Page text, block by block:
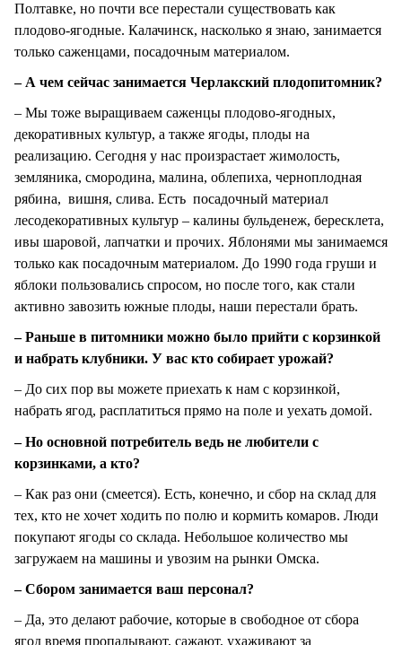
Полтавке, но почти все перестали существовать как
плодово-ягодные. Калачинск, насколько я знаю, занимается
только саженцами, посадочным материалом.
– А чем сейчас занимается Черлакский плодопитомник?
– Мы тоже выращиваем саженцы плодово-ягодных,
декоративных культур, а также ягоды, плоды на
реализацию. Сегодня у нас произрастает жимолость,
земляника, смородина, малина, облепиха, черноплодная
рябина, вишня, слива. Есть посадочный материал
лесодекоративных культур – калины бульденеж, бересклета,
ивы шаровой, лапчатки и прочих. Яблонями мы занимаемся
только как посадочным материалом. До 1990 года груши и
яблоки пользовались спросом, но после того, как стали
активно завозить южные плоды, наши перестали брать.
– Раньше в питомники можно было прийти с корзинкой
и набрать клубники. У вас кто собирает урожай?
– До сих пор вы можете приехать к нам с корзинкой,
набрать ягод, расплатиться прямо на поле и уехать домой.
– Но основной потребитель ведь не любители с
корзинками, а кто?
– Как раз они (смеется). Есть, конечно, и сбор на склад для
тех, кто не хочет ходить по полю и кормить комаров. Люди
покупают ягоды со склада. Небольшое количество мы
загружаем на машины и увозим на рынки Омска.
– Сбором занимается ваш персонал?
– Да, это делают рабочие, которые в свободное от сбора
ягод время пропалывают, сажают, ухаживают за